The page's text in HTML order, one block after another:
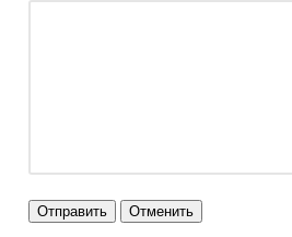
Отправить Отменить